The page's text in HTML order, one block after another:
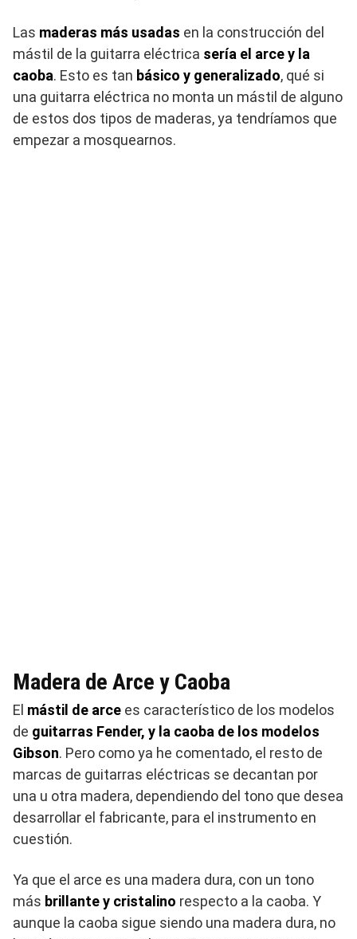
Las maderas más usadas en la construcción del
mástil de la guitarra eléctrica sería el arce y la
caoba. Esto es tan básico y generalizado, qué si
una guitarra eléctrica no monta un mástil de alguno
de estos dos tipos de maderas, ya tendríamos que
empezar a mosquearnos.
Madera de Arce y Caoba
El mástil de arce es característico de los modelos
de guitarras Fender, y la caoba de los modelos
Gibson. Pero como ya he comentado, el resto de
marcas de guitarras eléctricas se decantan por
una u otra madera, dependiendo del tono que desea
desarrollar el fabricante, para el instrumento en
cuestión.
Ya que el arce es una madera dura, con un tono
más brillante y cristalino respecto a la caoba. Y
aunque la caoba sigue siendo una madera dura, no